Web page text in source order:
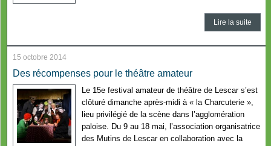
Lire la suite
15 octobre 2014
Des récompenses pour le théâtre amateur
Le 15e festival amateur de théâtre de Lescar s’est
clôturé dimanche après-midi à « la Charcuterie »,
lieu privilégié de la scène dans l’agglomération
paloise. Du 9 au 18 mai, l’association organisatrice
des Mutins de Lescar en collaboration avec la